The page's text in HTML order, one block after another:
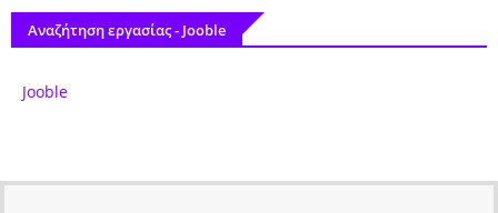
Αναζήτηση εργασίας - Jooble
Jooble